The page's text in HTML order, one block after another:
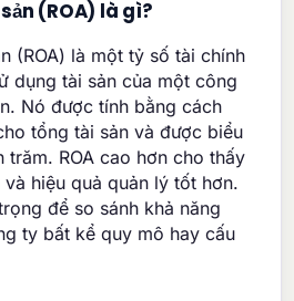
(ROA) là gì?
(ROA) là một tỷ số tài chính
dụng tài sản của một công
Nó được tính bằng cách
tổng tài sản và được biểu
trăm. ROA cao hơn cho thấy
hiệu quả quản lý tốt hơn.
để so sánh khả năng
ty bất kể quy mô hay cấu